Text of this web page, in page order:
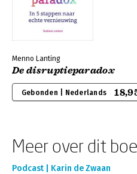
Menno Lanting
De disruptieparadox
Gebonden | Nederlands
Meer over dit
Podcast | Karin de Zwaan